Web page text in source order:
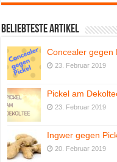
Beliebteste Artikel
Concealer gegen
23. Februar 2019
Pickel am
23. Februar 2019
Ingwer gegen
20. Februar 2019